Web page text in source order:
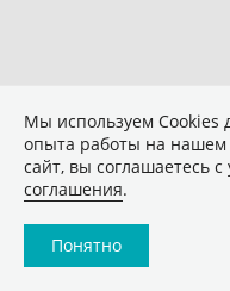
Мы используем Сookies
опыта работы на нашем
сайт, вы соглашаетесь с
соглашения.
Понятно